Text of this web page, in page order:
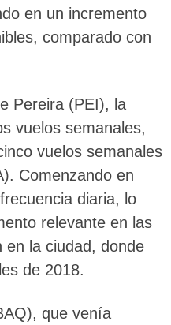
en un incremento
comparado con
Pereira (PEI), la
vuelos semanales,
vuelos semanales
Comenzando en
diaria, lo
relevante en las
en la ciudad, donde
de 2018.
que venía